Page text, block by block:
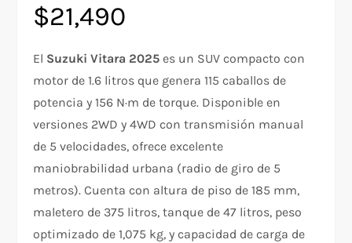
$21,490
El Suzuki Vitara 2025 es un SUV compacto con
motor de 1.6 litros que genera 115 caballos de
potencia y 156 N·m de torque. Disponible en
versiones 2WD y 4WD con transmisión manual
de 5 velocidades, ofrece excelente
maniobrabilidad urbana (radio de giro de 5
metros). Cuenta con altura de piso de 185 mm,
maletero de 375 litros, tanque de 47 litros, peso
optimizado de 1,075 kg, y capacidad de carga de